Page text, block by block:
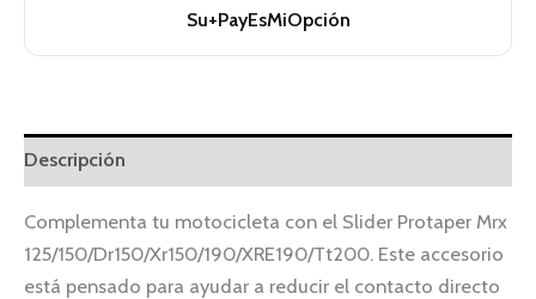
Su+PayEsMiOpción
Descripción
Complementa tu motocicleta con el Slider Protaper Mrx
125/150/Dr150/Xr150/190/XRE190/Tt200. Este accesorio
está pensado para ayudar a reducir el contacto directo